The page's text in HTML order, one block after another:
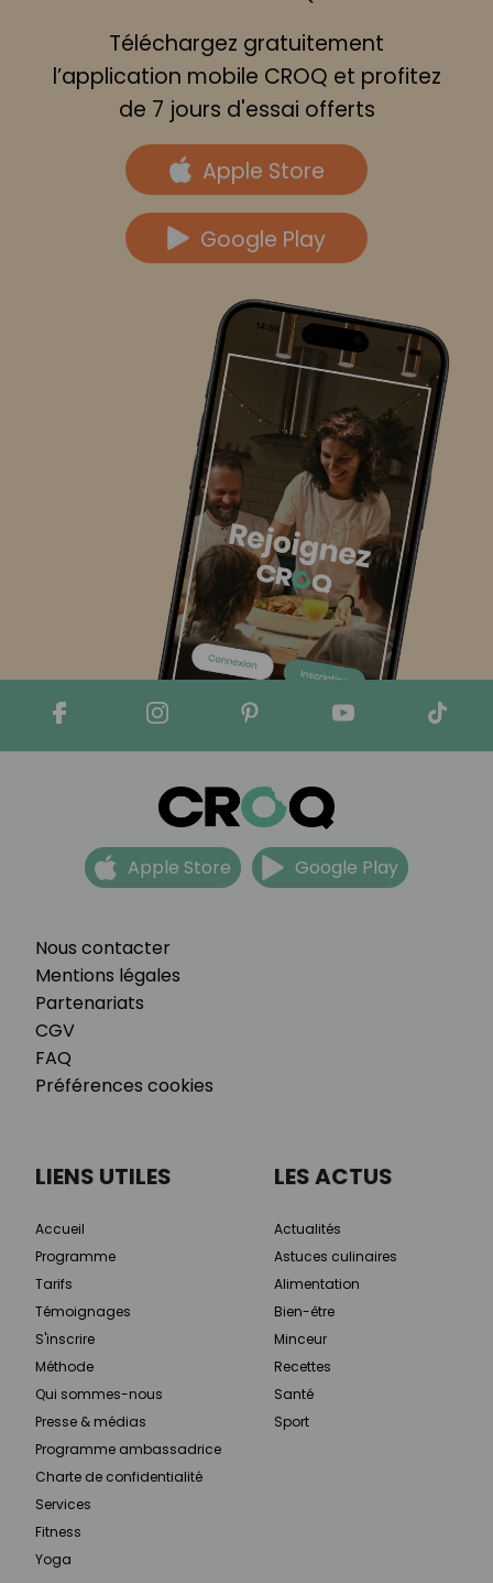
Téléchargez gratuitement
l’application mobile CROQ et profitez
de 7 jours d'essai offerts
Apple Store
Google Play
Nous contacter
Mentions légales
Partenariats
CGV
FAQ
Préférences cookies
Apple Store Google Play
LIENS UTILES
Accueil
Programme
Tarifs
Témoignages
S'inscrire
Méthode
Qui sommes-nous
Presse & médias
Programme ambassadrice
Charte de confidentialité
Services
Fitness
Yoga
LES ACTUS
Actualités
Astuces culinaires
Alimentation
Bien-être
Minceur
Recettes
Santé
Sport